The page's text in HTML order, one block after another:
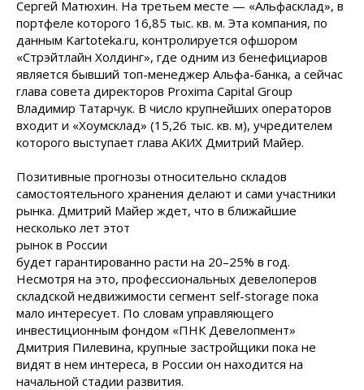
Сергей Матюхин. На третьем месте — «Альфасклад», в
портфеле которого 16,85 тыс. кв. м. Эта компания, по
данным Kartoteka.ru, контролируется офшором
«Стрэйтлайн Холдинг», где одним из бенефициаров
является бывший топ-менеджер Альфа-банка, а сейчас
глава совета директоров Proxima Capital Group
Владимир Татарчук. В число крупнейших операторов
входит и «Хоумсклад» (15,26 тыс. кв. м), учредителем
которого выступает глава АКИХ Дмитрий Майер.
Позитивные прогнозы относительно складов
самостоятельного хранения делают и сами участники
рынка. Дмитрий Майер ждет, что в ближайшие
несколько лет этот
рынок в России
будет гарантированно расти на 20–25% в год.
Несмотря на это, профессиональных девелоперов
складской недвижимости сегмент self-storage пока
мало интересует. По словам управляющего
инвестиционным фондом «ПНК Девелопмент»
Дмитрия Пилевина, крупные застройщики пока не
видят в нем интереса, в России он находится на
начальной стадии развития.